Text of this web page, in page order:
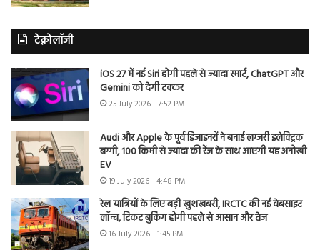
टेक्नोलॉजी
iOS 27 में नई Siri होगी पहले से ज्यादा स्मार्ट, ChatGPT और
Gemini को देगी टक्कर
25 July 2026 - 7:52 PM
Audi और Apple के पूर्व डिजाइनरों ने बनाई लग्जरी इलेक्ट्रिक
बग्गी, 100 किमी से ज्यादा की रेंज के साथ आएगी यह अनोखी
EV
19 July 2026 - 4:48 PM
रेल यात्रियों के लिए बड़ी खुशखबरी, IRCTC की नई वेबसाइट
लॉन्च, टिकट बुकिंग होगी पहले से आसान और तेज
16 July 2026 - 1:45 PM